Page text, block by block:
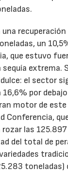
una
un
que estuvo
sequía extrema.
el sector
por
motor de
Conferencia,
las
del total de